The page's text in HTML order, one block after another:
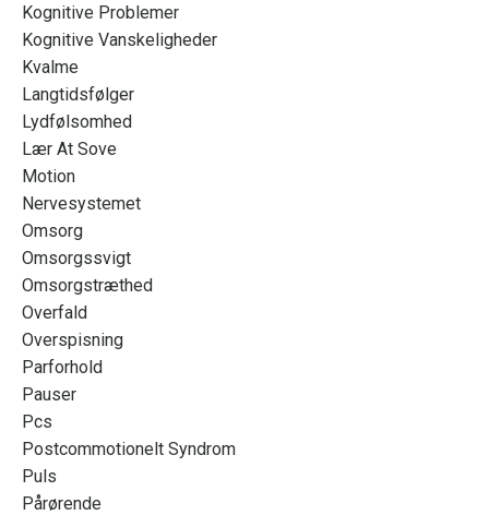
Kognitive Problemer
Kognitive Vanskeligheder
Kvalme
Langtidsfølger
Lydfølsomhed
Lær At Sove
Motion
Nervesystemet
Omsorg
Omsorgssvigt
Omsorgstræthed
Overfald
Overspisning
Parforhold
Pauser
Pcs
Postcommotionelt Syndrom
Puls
Pårørende